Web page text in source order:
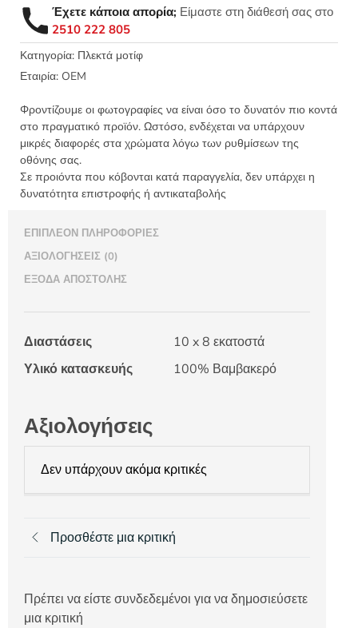
ζακετάκι
10x8εκ
ΜΙΚΡΟ
-
ΓΙΑ
ποσότητα
Έχετε κάποια απορία; Είμαστε στη διάθεσή σας στο
2510 222 805
Κατηγορία: Πλεκτά μοτίφ
Εταιρία: OEM
Φροντίζουμε οι φωτογραφίες να είναι όσο το δυνατόν πιο κοντά
στο πραγματικό προϊόν. Ωστόσο, ενδέχεται να υπάρχουν
μικρές διαφορές στα χρώματα λόγω των ρυθμίσεων της
οθόνης σας.
Σε προιόντα που κόβονται κατά παραγγελία, δεν υπάρχει η
δυνατότητα επιστροφής ή αντικαταβολής
ΕΠΙΠΛΈΟΝ ΠΛΗΡΟΦΟΡΊΕΣ
ΑΞΙΟΛΟΓΉΣΕΙΣ (0)
ΈΞΟΔΑ ΑΠΟΣΤΟΛΉΣ
Διαστάσεις
10 x 8 εκατοστά
Υλικό κατασκευής
100% Βαμβακερό
Αξιολογήσεις
Δεν υπάρχουν ακόμα κριτικές
Προσθέστε μια κριτική
Πρέπει να είστε συνδεδεμένοι για να δημοσιεύσετε
μια κριτική